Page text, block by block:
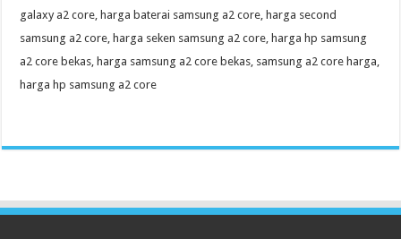
galaxy a2 core, harga baterai samsung a2 core, harga second
samsung a2 core, harga seken samsung a2 core, harga hp samsung
a2 core bekas, harga samsung a2 core bekas, samsung a2 core harga,
harga hp samsung a2 core